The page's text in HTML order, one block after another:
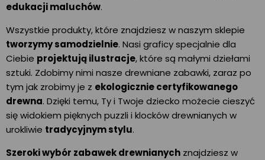
edukacji maluchów.
Wszystkie produkty, które znajdziesz w naszym sklepie
tworzymy samodzielnie. Nasi graficy specjalnie dla
Ciebie projektują ilustracje, które są małymi dziełami
sztuki. Zdobimy nimi nasze drewniane zabawki, zaraz po
tym jak zrobimy je z ekologicznie certyfikowanego
drewna. Dzięki temu, Ty i Twoje dziecko możecie cieszyć
się widokiem pięknych puzzli i klocków drewnianych w
urokliwie tradycyjnym stylu.
Szeroki wybór zabawek drewnianych znajdziesz w